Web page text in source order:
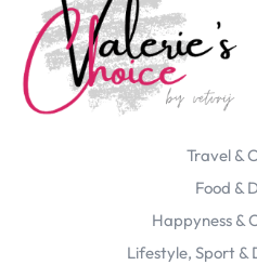
Travel &
Food &
Happyness &
Lifestyle, Sport &